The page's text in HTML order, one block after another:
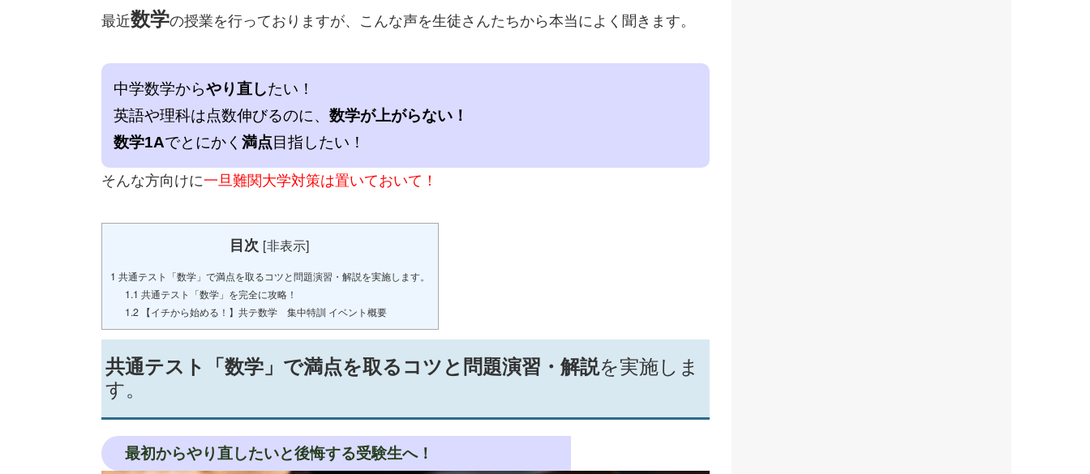
最近数学の授業を行っておりますが、こんな声を生徒さんたちから本当によく聞きます。
中学数学からやり直したい！
英語や理科は点数伸びるのに、 数学が上がらない！
数学1Aでとにかく 満点目指したい！
そんな方向けに一旦難関大学対策は置いておいて！
目次 [非表示]
1 共通テスト「数学」で満点を取るコツと問題演習・解説を実施します。
1.1 共通テスト「数学」を完全に攻略！
1.2 【イチから始める！】共テ数学 集中特訓 イベント概要
共通テスト「数学」で満点を取るコツと問題演習・解説を実施しま
す。
最初からやり直したいと後悔する受験生へ！